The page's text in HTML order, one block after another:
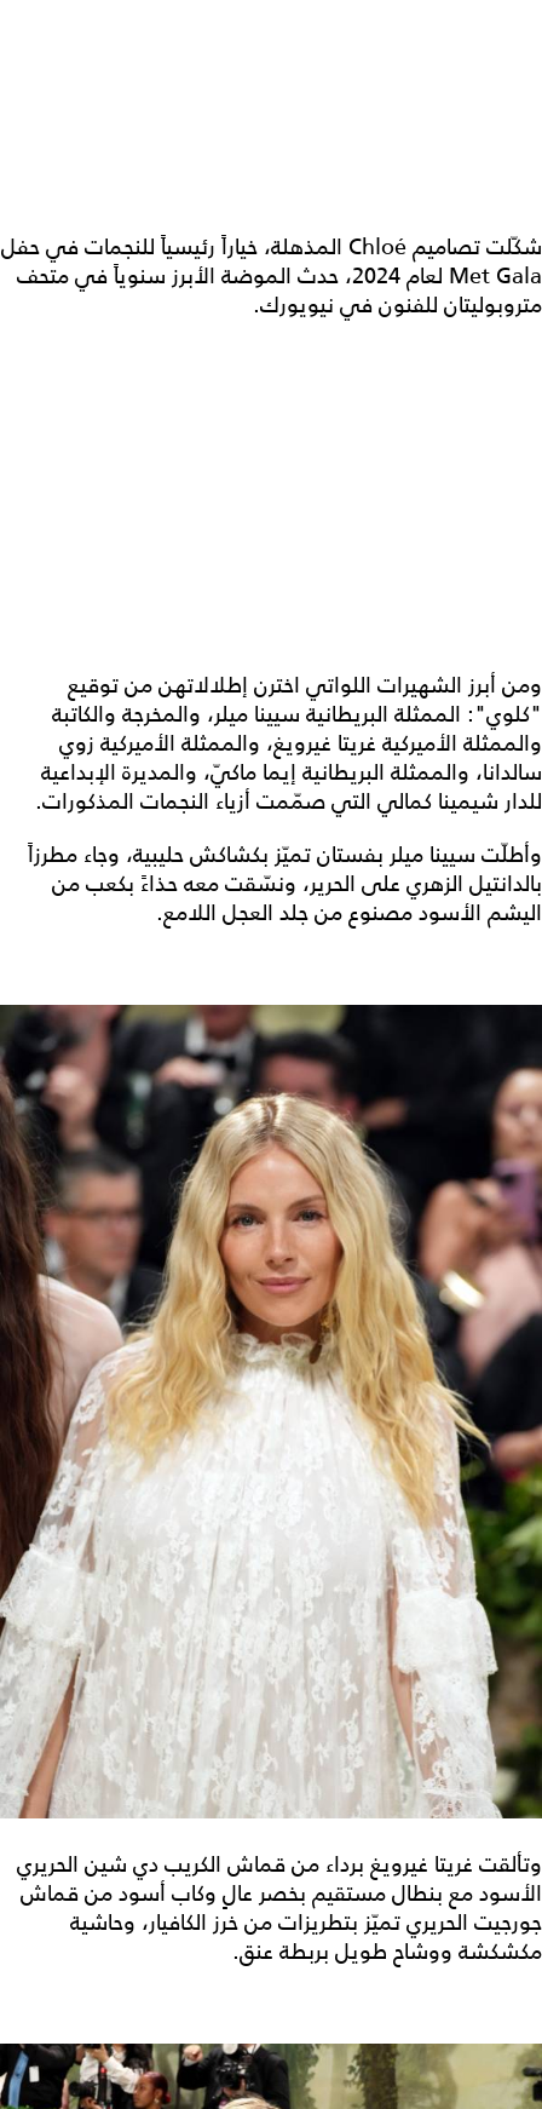
شكّلت تصاميم Chloé المذهلة، خياراً رئيسياً للنجمات في حفل
Met Gala لعام 2024، حدث الموضة الأبرز سنوياً في متحف
متروبوليتان للفنون في نيويورك.
ومن أبرز الشهيرات اللواتي اخترن إطلالاتهن من توقيع
"كلوي": الممثلة البريطانية سيينا ميلر، والمخرجة والكاتبة
والممثلة الأميركية غريتا غيرويغ، والممثلة الأميركية زوي
سالدانا، والممثلة البريطانية إيما ماكيّ، والمديرة الإبداعية
للدار شيمينا كمالي التي صمّمت أزياء النجمات المذكورات.
وأطلّت سيينا ميلر بفستان تميّز بكشاكش حليبية، وجاء مطرزاً
بالدانتيل الزهري على الحرير، ونسّقت معه حذاءً بكعب من
اليشم الأسود مصنوع من جلد العجل اللامع.
وتألقت غريتا غيرويغ برداء من قماش الكريب دي شين الحريري
الأسود مع بنطال مستقيم بخصر عالٍ وكاب أسود من قماش
جورجيت الحريري تميّز بتطريزات من خرز الكافيار، وحاشية
مكشكشة ووشاح طويل بربطة عنق.